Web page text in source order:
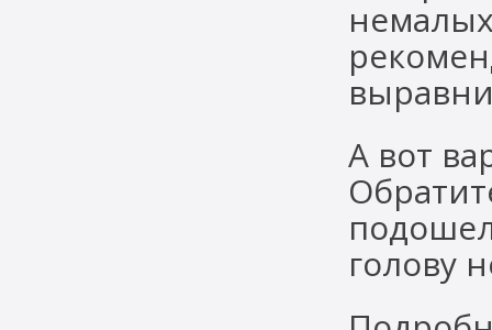
А вот
голову